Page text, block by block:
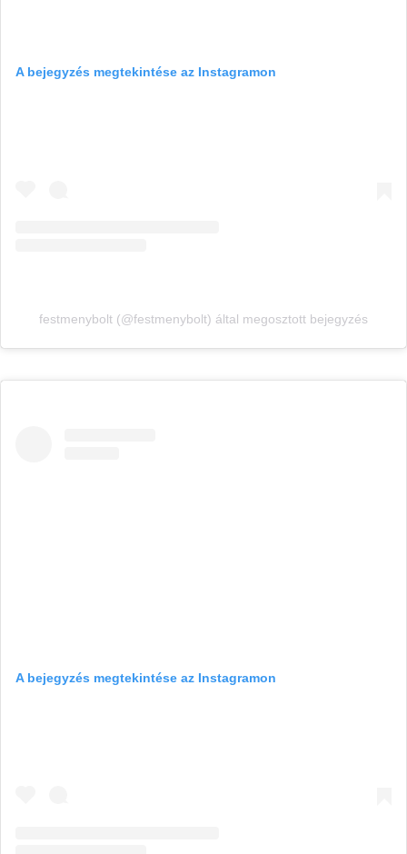
A bejegyzés megtekintése az Instagramon
festmenybolt (@festmenybolt) által megosztott bejegyzés
A bejegyzés megtekintése az Instagramon